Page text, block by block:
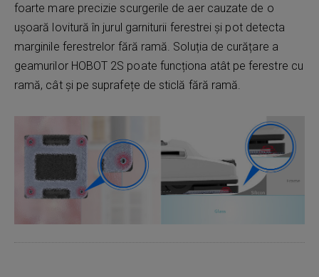
foarte mare precizie scurgerile de aer cauzate de o
ușoară lovitură în jurul garniturii ferestrei și pot detecta
marginile ferestrelor fără ramă. Soluția de curățare a
geamurilor HOBOT 2S poate funcționa atât pe ferestre cu
ramă, cât și pe suprafețe de sticlă fără ramă.